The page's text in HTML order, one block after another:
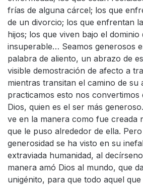
frías de alguna cárcel; los que
de un divorcio; los que enfrentan
hijos; los que viven bajo el dominio
insuperable… Seamos generosos
palabra de aliento, un abrazo de
visible demostración de afecto a
mientras transitan el camino de su
practicamos esto nos convertimos
Dios, quien es el ser más
ve en la manera como fue creada
que le puso alrededor de ella.
generosidad se ha visto en su
extraviada humanidad, al
manera amó Dios al mundo, que
unigénito, para que todo aquel